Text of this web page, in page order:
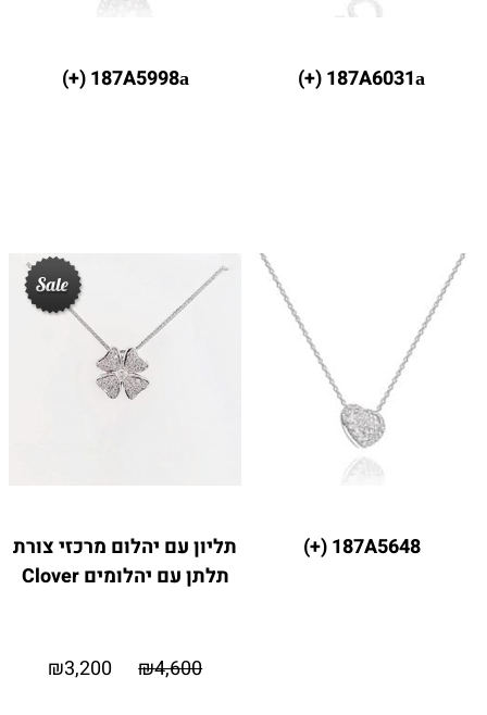
187A6031а (+)
187A5998а (+)
187A5648 (+)
תליון עם יהלום מרכזי צורת
תלתן עם יהלומים Clover
₪4,600
₪3,200